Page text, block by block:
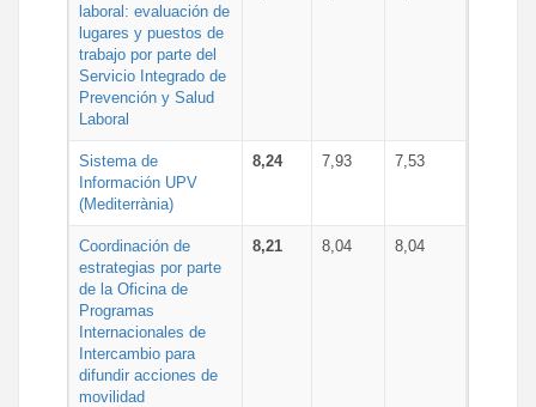
laboral: evaluación de
lugares y puestos de
trabajo por parte del
Servicio Integrado de
Prevención y Salud
Laboral
Sistema de
Información UPV
(Mediterrània)
8,24 7,93 7,53
Coordinación de
estrategias por parte
de la Oficina de
Programas
Internacionales de
Intercambio para
difundir acciones de
movilidad
8,21 8,04 8,04